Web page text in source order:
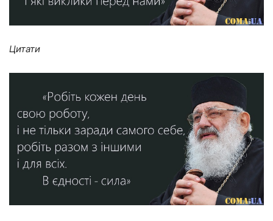
Цитати